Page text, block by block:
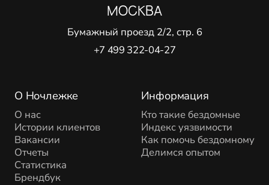
О Ночлежке
О нас
Истории клиентов
Вакансии
Отчеты
Статистика
Брендбук
Информация
Кто такие бездомные
Индекс уязвимости
Как помочь бездомному
Делимся опытом
МОСКВА
Бумажный проезд 2/2, стр. 6
+7 499 322-04-27